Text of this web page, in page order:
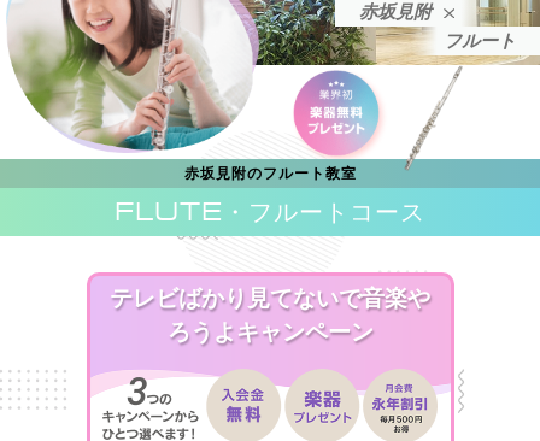
赤坂見附
フルート
赤坂見附のフルート教室
FLUTE ・フルートコース
テレビばかり見てないで音楽や
ろうよキャンペーン